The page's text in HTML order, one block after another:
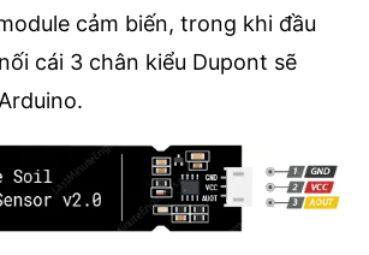
cảm biến, trong khi đầu
cái 3 chân kiểu Dupont sẽ